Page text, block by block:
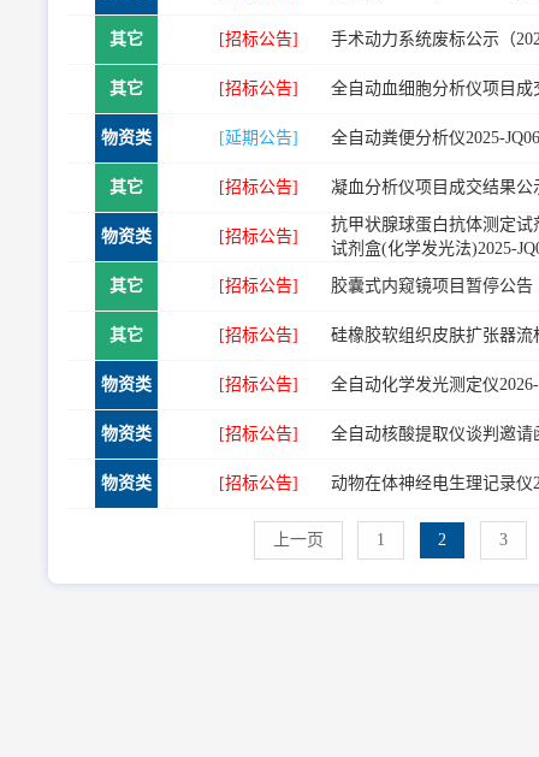
其它 [招标公告] 手术动力系统废标公示（
其它 [招标公告] 全自动血细胞分析仪项目成
物资类 [延期公告] 全自动粪便分析仪2025-
其它 [招标公告] 凝血分析仪项目成交结果公
物资类 [招标公告]
抗甲状腺球蛋白抗体测定试
试剂盒(化学发光法)2025-
其它 [招标公告] 胶囊式内窥镜项目暂停公告
其它 [招标公告] 硅橡胶软组织皮肤扩张器流
物资类 [招标公告] 全自动化学发光测定仪
物资类 [招标公告] 全自动核酸提取仪谈判邀请
物资类 [招标公告] 动物在体神经电生理记录仪
上一页 1 2 3